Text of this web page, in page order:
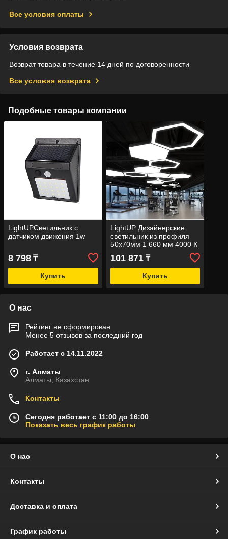
Все условия оплаты
Условия возврата
Возврат товара в течение 14 дней по договоренности
Все условия возврата
Подобные товары компании
LightUPСветильник с
датчиком движения 1w
8 798 ₸
Купить
LightUP Дизайнерские
светильник из профиля
50х70мм 1 660 мм 4000 К
101 871₸
Купить
О нас
Рейтинг не сформирован
Менее 5 отзывов за последний год
Работает с 14.11.2022
г. Алматы
Алматы, Казахстан
Контакты
Сегодня работает с 11:00 до 16:00
Показать весь график работы
О нас
Контакты
Доставка и оплата
График работы